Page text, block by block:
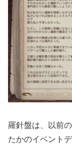
羅針盤は、以前
たかのイベント